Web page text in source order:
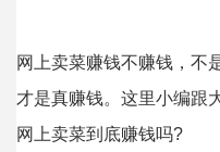
网上卖菜赚钱不赚钱，不
才是真赚钱。这里小编跟
网上卖菜到底赚钱吗?